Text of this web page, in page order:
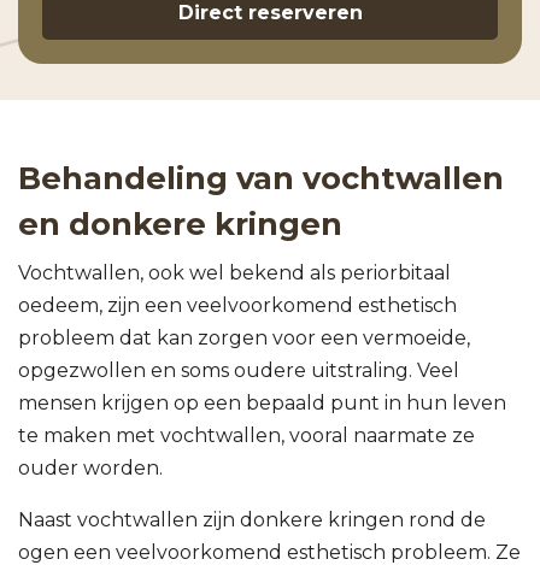
Direct reserveren
Behandeling van vochtwallen
en donkere kringen
Vochtwallen, ook wel bekend als periorbitaal
oedeem, zijn een veelvoorkomend esthetisch
probleem dat kan zorgen voor een vermoeide,
opgezwollen en soms oudere uitstraling. Veel
mensen krijgen op een bepaald punt in hun leven
te maken met vochtwallen, vooral naarmate ze
ouder worden.
Naast vochtwallen zijn donkere kringen rond de
ogen een veelvoorkomend esthetisch probleem. Ze